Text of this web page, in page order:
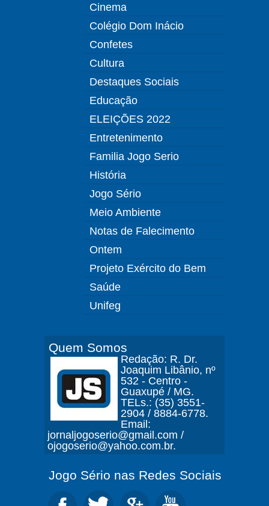
Cinema
Colégio Dom Inácio
Confetes
Cultura
Destaques Sociais
Educação
ELEIÇÕES 2022
Entretenimento
Familia Jogo Serio
História
Jogo Sério
Meio Ambiente
Notas de Falecimento
Ontem
Projeto Exército do Bem
Saúde
Unifeg
Quem Somos
Redação: R. Dr.
Joaquim Libânio, nº
532 - Centro -
Guaxupé / MG.
TELs.: (35) 3551-
2904 / 8884-6778.
Email:
jornaljogoserio@gmail.com /
ojogoserio@yahoo.com.br.
Jogo Sério nas Redes Sociais